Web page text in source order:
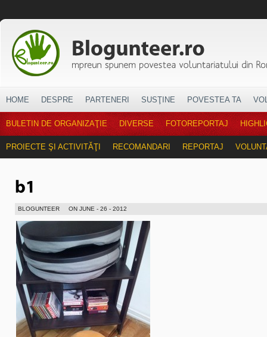
HOME DESPRE PARTENERI SUSŢINE POVESTEA TA
BULETIN DE ORGANIZAŢIE DIVERSE FOTOREPORTAJ
PROIECTE ŞI ACTIVITĂŢI RECOMANDARI REPORTAJ
BLOGUNTEER ON JUNE - 26 - 2012